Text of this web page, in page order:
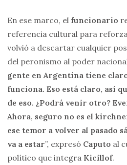
En ese marco, el funcionario
referencia cultural para
volvió a descartar cualquier
del peronismo al poder
gente en Argentina tiene
funciona. Eso está claro, así
de eso. ¿Podrá venir otro?
Ahora, seguro no es el
ese temor a volver al pasado
va a estar”, expresó Caputo al
político que integra Kicillof.